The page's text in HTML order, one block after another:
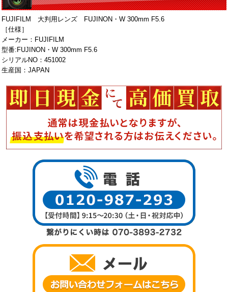
FUJIFILM 大判用レンズ FUJINON・W 300mm F5.6
［仕様］
メーカー：FUJIFILM
型番:FUJINON・W 300mm F5.6
シリアルNO：451002
生産国：JAPAN